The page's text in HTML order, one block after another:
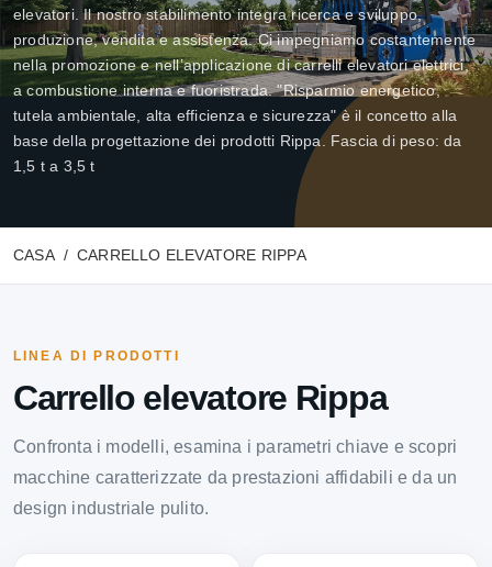
elevatori. Il nostro stabilimento integra ricerca e sviluppo,
produzione, vendita e assistenza. Ci impegniamo costantemente
nella promozione e nell’applicazione di carrelli elevatori elettrici,
a combustione interna e fuoristrada. "Risparmio energetico,
tutela ambientale, alta efficienza e sicurezza" è il concetto alla
base della progettazione dei prodotti Rippa. Fascia di peso: da
1,5 t a 3,5 t
CASA CARRELLO ELEVATORE RIPPA
LINEA DI PRODOTTI
Carrello elevatore Rippa
Confronta i modelli, esamina i parametri chiave e scopri
macchine caratterizzate da prestazioni affidabili e da un
design industriale pulito.